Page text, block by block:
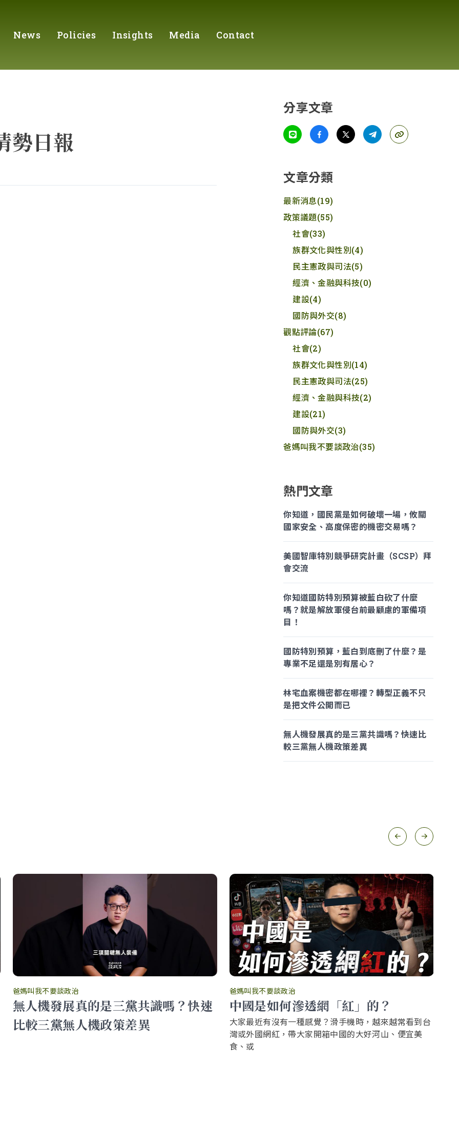
News Policies Insights Media Contact
勢日報
分享文章
文章分類
最新消息(19)
政策議題(55)
社會(33)
族群文化與性別(4)
民主憲政與司法(5)
經濟、金融與科技(0)
建設(4)
國防與外交(8)
觀點評論(67)
社會(2)
族群文化與性別(14)
民主憲政與司法(25)
經濟、金融與科技(2)
建設(21)
國防與外交(3)
爸媽叫我不要談政治(35)
熱門文章
你知道，國民黨是如何破壞一場，攸關
國家安全、高度保密的機密交易嗎？
美國智庫特別競爭研究計畫（SCSP）拜
會交流
你知道國防特別預算被藍白砍了什麼
嗎？就是解放軍侵台前最顧慮的軍備項
目！
國防特別預算，藍白到底刪了什麼？是
專業不足還是別有居心？
林宅血案機密都在哪裡？轉型正義不只
是把文件公開而已
無人機發展真的是三黨共識嗎？快速比
較三黨無人機政策差異
爸媽叫我不要談政治
無人機發展真的是三黨共識嗎？快速
比較三黨無人機政策差異
爸媽叫我不要談政治
中國是如何滲透網「紅」的？
大家最近有沒有一種感覺？滑手機時，越來越常看到台
灣或外國網紅，帶大家開箱中國的大好河山、便宜美
食、或